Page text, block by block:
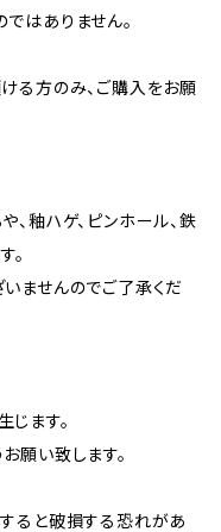
はありません。
る方のみ、ご購入をお願
、釉ハゲ、ピンホール、鉄
。
ませんのでご了承くだ
ます。
願い致します。
ると破損する恐れがあ